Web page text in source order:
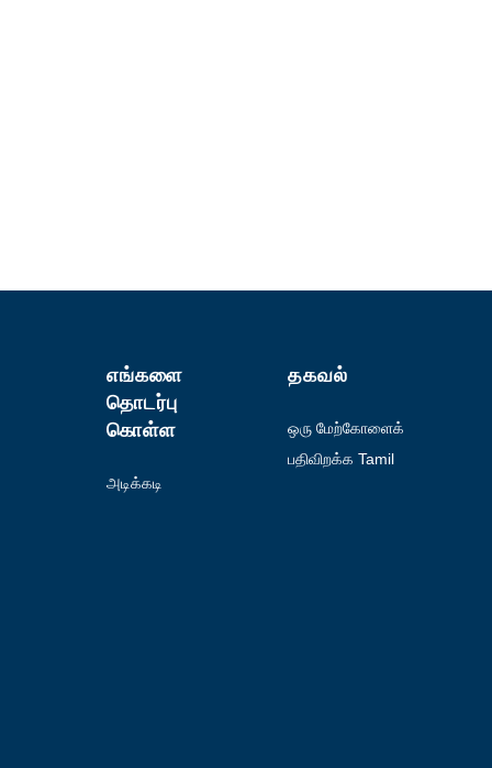
எங்களை
தொடர்பு
கொள்ள
அடிக்கடி
தகவல்
ஒரு மேற்கோளைக்
கோருங்கள்
பதிவிறக்க Tamil